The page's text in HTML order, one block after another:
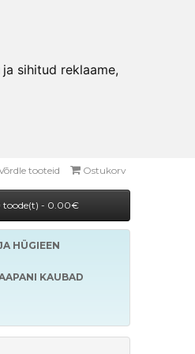
sihitud reklaame,
tooteid Ostukorv
- 0.00€
HÜGIEEN
KAUBAD